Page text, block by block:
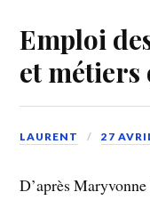
Emploi
et
LAURENT 27
D’après